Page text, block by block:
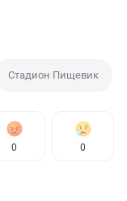
Стадион Пищевик
0 0